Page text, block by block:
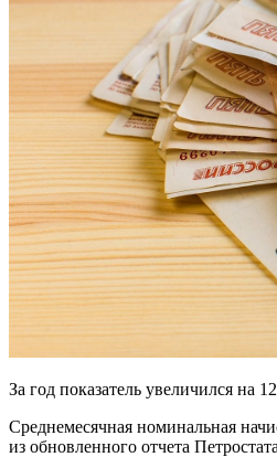
За год показатель увеличился на
Среднемесячная номинальная
из обновленного отчета